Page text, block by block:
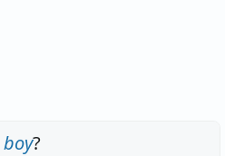
boy?